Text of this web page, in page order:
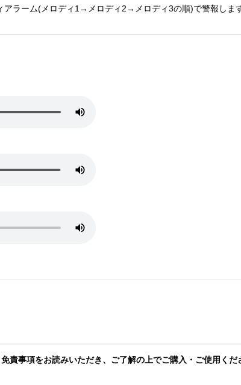
アラーム(メロディ1→メロディ2→メロディ3の順)で警報します
責事項をお読みいただき、ご了解の上でご購入・ご使用くだ